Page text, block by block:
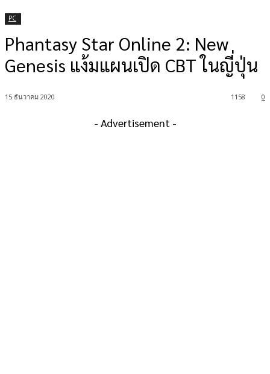
PC
Phantasy Star Online 2: New
Genesis แง้มแผนเปิด CBT ในญี่ปุ่น
15 ธันวาคม 2020 0
1158
- Advertisement -